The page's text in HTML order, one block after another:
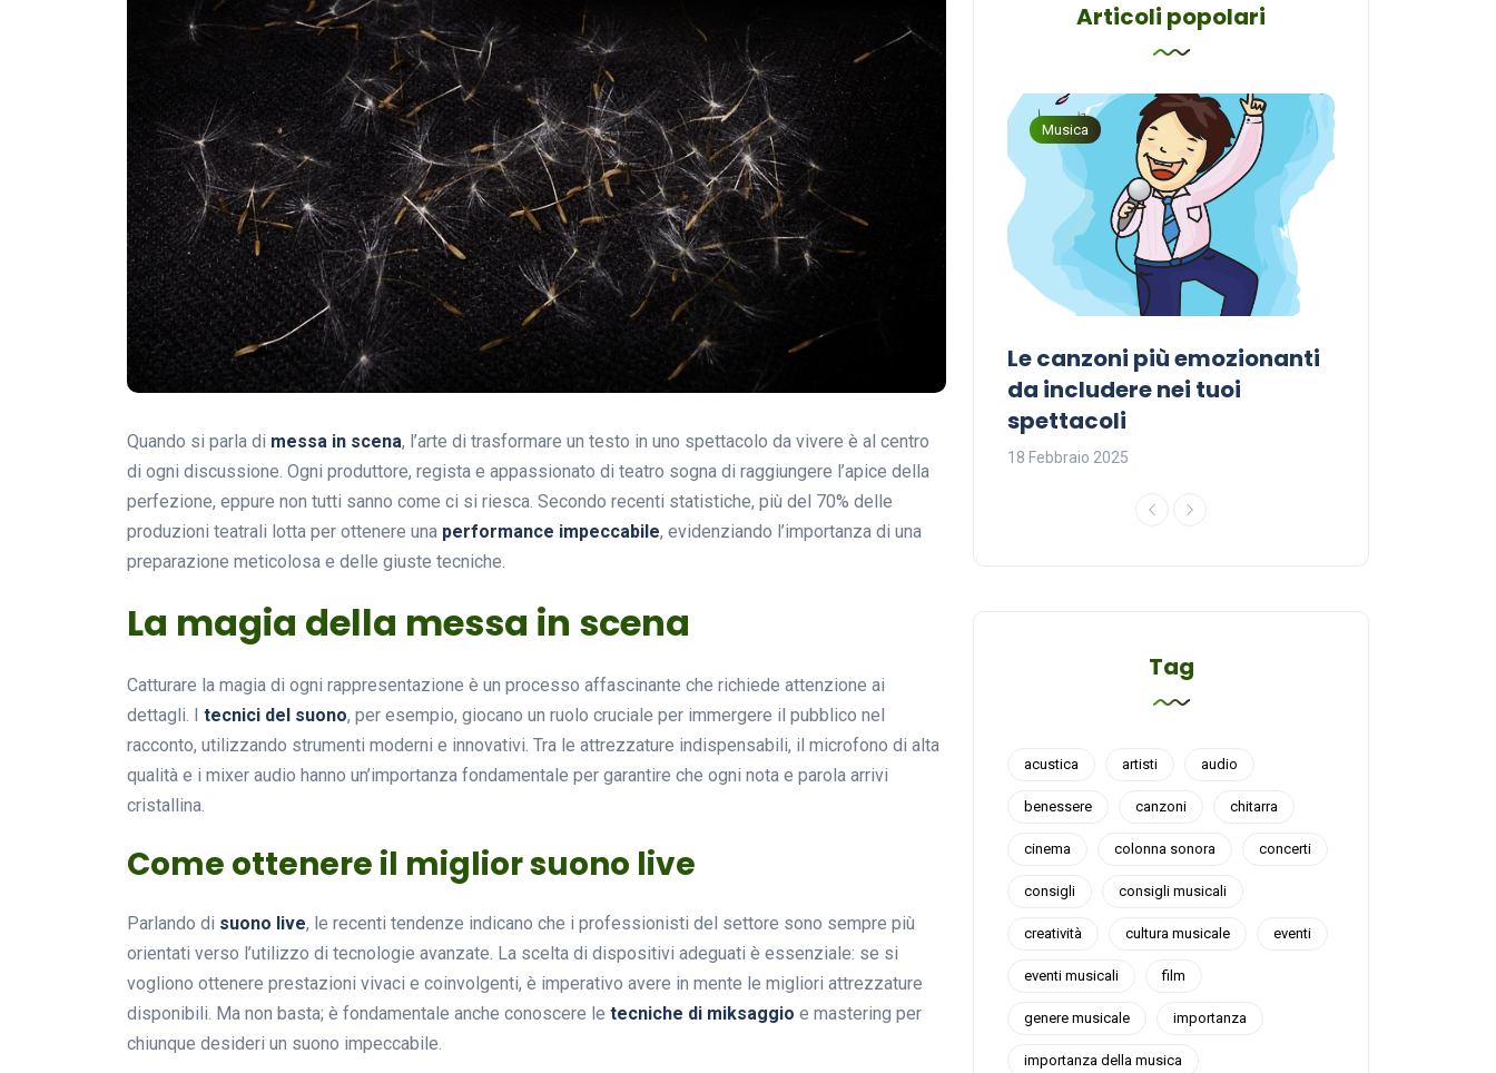
Quando si parla di messa in scena, l’arte di trasformare un testo in uno spettacolo da vivere è al centro
di ogni discussione. Ogni produttore, regista e appassionato di teatro sogna di raggiungere l’apice della
perfezione, eppure non tutti sanno come ci si riesca. Secondo recenti statistiche, più del 70% delle
produzioni teatrali lotta per ottenere una performance impeccabile, evidenziando l’importanza di una
preparazione meticolosa e delle giuste tecniche.
La magia della messa in scena
Catturare la magia di ogni rappresentazione è un processo affascinante che richiede attenzione ai
dettagli. I tecnici del suono, per esempio, giocano un ruolo cruciale per immergere il pubblico nel
racconto, utilizzando strumenti moderni e innovativi. Tra le attrezzature indispensabili, il microfono di alta
qualità e i mixer audio hanno un’importanza fondamentale per garantire che ogni nota e parola arrivi
cristallina.
Come ottenere il miglior suono live
Parlando di suono live, le recenti tendenze indicano che i professionisti del settore sono sempre più
orientati verso l’utilizzo di tecnologie avanzate. La scelta di dispositivi adeguati è essenziale: se si
vogliono ottenere prestazioni vivaci e coinvolgenti, è imperativo avere in mente le migliori attrezzature
disponibili. Ma non basta; è fondamentale anche conoscere le tecniche di miksaggio e mastering per
chiunque desideri un suono impeccabile.
Articoli popolari
Musica
Musicoterapia: un
approccio innovativo per la
Musica
Le canzoni più emozionanti
da includere nei tuoi
spettacoli
18 Febbraio 2025
Tag
acustica artisti audio
benessere canzoni chitarra
cinema colonna sonora concerti
consigli consigli musicali
creatività cultura musicale eventi
eventi musicali film
genere musicale importanza
importanza della musica